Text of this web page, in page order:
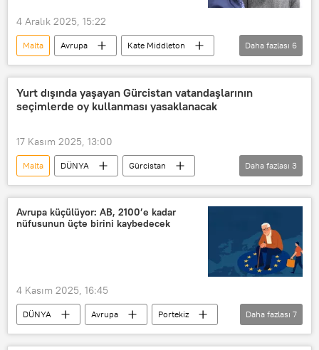
4 Aralık 2025, 15:22
Malta Avrupa
Kate Middleton
Kraliçe Victoria
YAŞAM
Almanya
Elizabeth
Prens Albert
Daha fazlası 6
Yurt dışında yaşayan Gürcistan vatandaşlarının
seçimlerde oy kullanması yasaklanacak
17 Kasım 2025, 13:00
Malta DÜNYA
Gürcistan
Şalva Papuaşvili
İsrail
Ermenistan
Daha fazlası 3
Avrupa küçülüyor: AB, 2100’e kadar
nüfusunun üçte birini kaybedecek
4 Kasım 2025, 16:45
DÜNYA Avrupa
Portekiz
Hırvatistan
Fransa
Daha fazlası 7